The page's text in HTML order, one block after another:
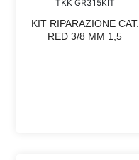
TKK GR315KIT
KIT RIPARAZIONE CAT.
RED 3/8 MM 1,5